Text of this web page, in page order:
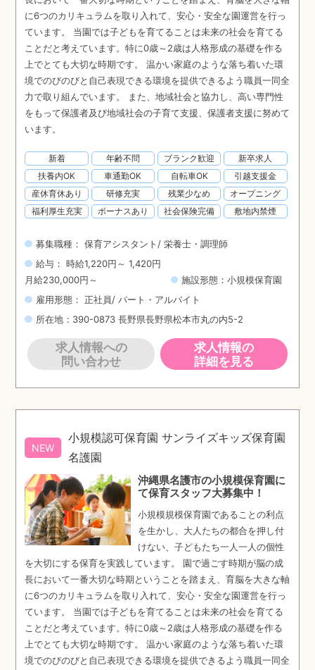
に6つのカリキュラムを取り入れて、安心・安全な園運営を行っ
ています。 当園では子どもを育てることは未来の社会を育てる
ことだと考えています。特に0歳～2歳は人格形成の基礎を作る
上でとても大切な時期です。 温かい家庭のような落ち着いた環
境でのびのびと自己表現できる環境を提供できるよう職員一同全
力で取り組んでいます。 また、地域社会と協力し、高い専門性
をもって保護者及び地域社会の子育て支援、保護者支援に努めて
います。
新着 年齢不問 ブランク歓迎
新卒求人
扶養内OK
車通勤OK 自転車OK
引越支援金
産休育休あり
研修充実 残業少なめ
オープニング
福利厚生充実
ボーナスあり 社会保険完備 敷地内禁煙
募集職種： 保育アシスタント/ 栄養士・調理師
給与： 時給1,220円～ 1,420円
月給230,000円～
施設形態：小規模保育園
雇用形態： 正社員/ パート・アルバイト
所在地：390-0873 長野県長野県松本市丸の内5-2
求人情報への
問い合わせ
求人情報の
詳細を見る
NEW
小規模認可保育園 サンライズキッズ保育園
名護園
沖縄県名護市の小規模保育園に
て保育スタッフ大募集中！
小規模規模保育園であることの利点
を生かし、大人たちの都合を押し付
けない、子どもたち一人一人の個性
を大切にする保育を実践しています。 園で過ごす時期が脳の成
長において一番大切な時期ということを踏まえ、育脳を大きな軸
に6つのカリキュラムを取り入れて、安心・安全な園運営を行っ
ています。 当園では子どもを育てることは未来の社会を育てる
ことだと考えています。特に0歳～2歳は人格形成の基礎を作る
上でとても大切な時期です。 温かい家庭のような落ち着いた環
境でのびのびと自己表現できる環境を提供できるよう職員一同全